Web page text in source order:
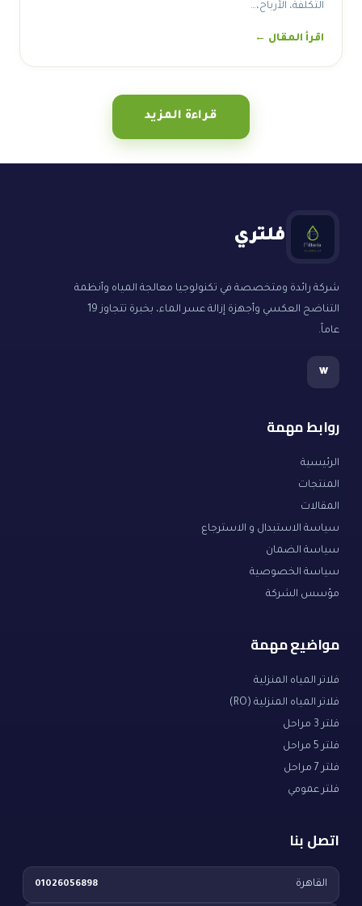
التكلفة، الأرباح،…
اقرأ المقال ←
قراءة المزيد
فلتري
شركة رائدة ومتخصصة في تكنولوجيا معالجة المياه وأنظمة
التناضح العكسي وأجهزة إزالة عسر الماء، بخبرة تتجاوز 19
عاماً.
w
روابط مهمة
الرئيسية
المنتجات
المقالات
سياسة الاستبدال و الاسترجاع
سياسة الضمان
سياسة الخصوصية
مؤسس الشركة
مواضيع مهمة
فلاتر المياه المنزلية
فلاتر المياه المنزلية (RO)
فلتر 3 مراحل
فلتر 5 مراحل
فلتر 7 مراحل
فلتر عمومي
اتصل بنا
القاهرة 01026056898